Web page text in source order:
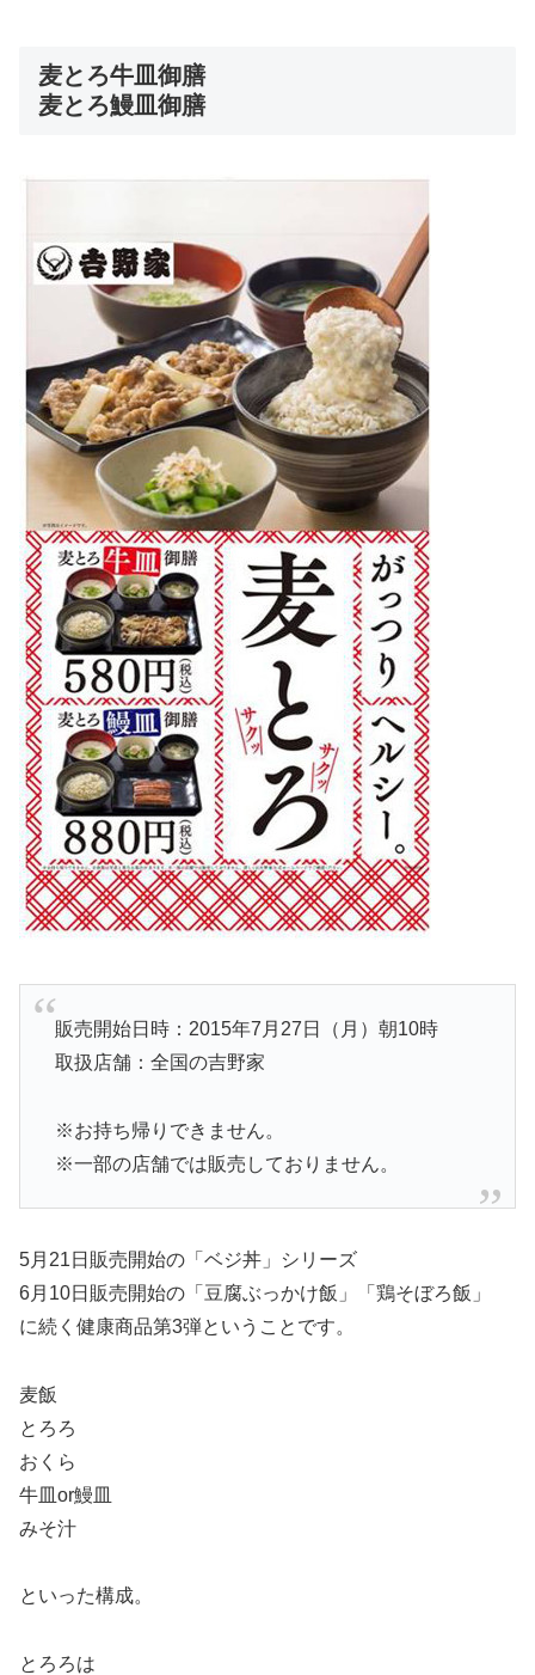
麦とろ牛皿御膳
麦とろ鰻皿御膳
販売開始日時：2015年7月27日（月）朝10時
取扱店舗：全国の吉野家
※お持ち帰りできません。
※一部の店舗では販売しておりません。
5月21日販売開始の「ベジ丼」シリーズ
6月10日販売開始の「豆腐ぶっかけ飯」「鶏そぼろ飯」
に続く健康商品第3弾ということです。
麦飯
とろろ
おくら
牛皿or鰻皿
みそ汁
といった構成。
とろろは